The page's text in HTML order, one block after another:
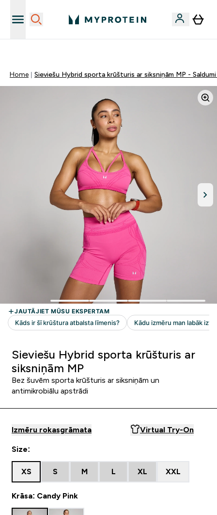
Home Sieviešu Hybrid sporta krūšturis ar siksniņām MP -
Sieviešu Hybrid sporta krūšturis ar
siksniņām MP
Bez šuvēm sporta krūšturis ar siksniņām un
antimikrobiālu apstrādi
Izmēru rokasgrāmata Virtual Try-On
Size:
XS S M L XL XXL
Krāsa: Candy Pink